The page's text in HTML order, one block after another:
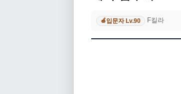
🍏입문자 Lv.90 F킬라